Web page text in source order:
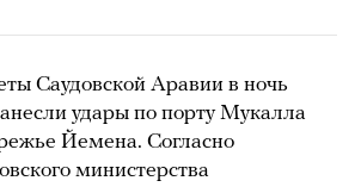
Саудовской Аравии в ночь
удары по порту Мукалла
Йемена. Согласно
министерства